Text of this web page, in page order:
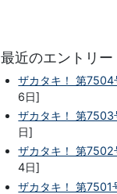
最近のエントリー
ザカタキ！ 第
6日]
ザカタキ！ 第
日]
ザカタキ！ 第
4日]
ザカタキ！ 第